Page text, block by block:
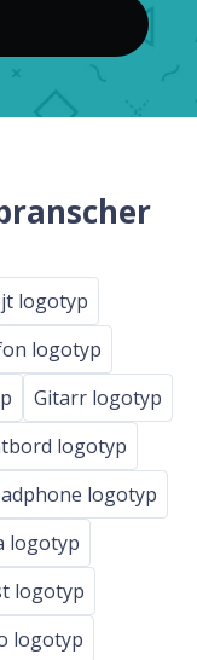
logotyp
logotyp
Gitarr logotyp
logotyp
logotyp
logotyp
logotyp
logotyp